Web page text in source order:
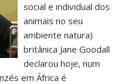
social e individual dos
animais no seu
ambiente natura)
britânica Jane Goodall
declarou hoje, num
em África é